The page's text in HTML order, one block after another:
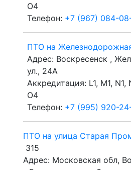
O4
Телефон: +7 (967) 084-
ПТО на
Адрес: Воскресенск ,
ул., 24А
Аккредитация: L1, M1, N1,
O4
Телефон: +7 (995) 920-
ПТО на улица Старая
315
Адрес: Московская обл,